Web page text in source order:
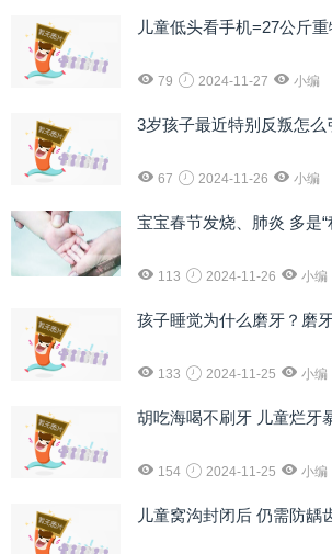
儿童低头看手机=27公斤
79 2024-11-27 小编
3岁孩子最近特别反叛怎么
67 2024-11-26 小编
宝宝春节发烧、肺炎 多是“
113 2024-11-26 小编
孩子睡觉为什么磨牙？磨
133 2024-11-25 小编
胡吃海喝不刷牙 儿童烂牙
154 2024-11-25 小编
儿童窝沟封闭后 仍需防龋